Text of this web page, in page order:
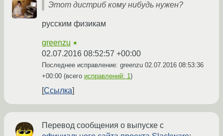
Этот дистриб кому нибудь нужен?
русским физикам
greenzu ★
02.07.2016 08:52:57 +00:00
Последнее исправление: greenzu 02.07.2016 08:53:36
+00:00 (всего исправлений: 1)
Ссылка
Перевод сообщения о выпуске с